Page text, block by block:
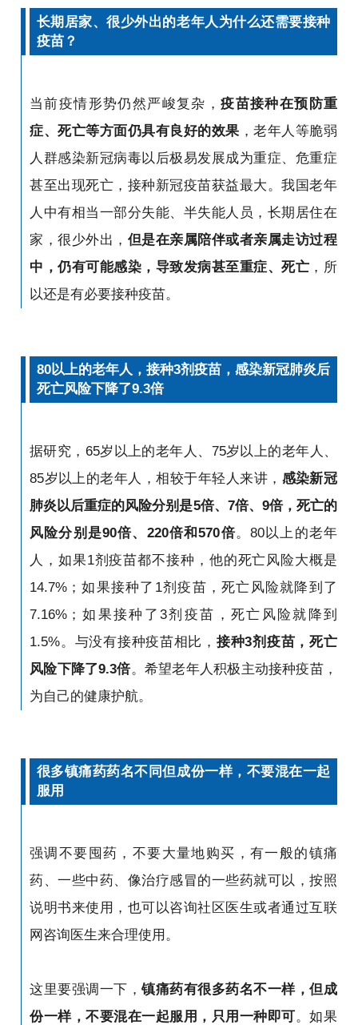
长期居家、很少外出的老年人为什么还需要接种
疫苗？
当前疫情形势仍然严峻复杂，疫苗接种在预防重
症、死亡等方面仍具有良好的效果 ，老年人等脆弱
人群感染新冠病毒以后极易发展成为重症、危重症
甚至出现死亡，接种新冠疫苗获益最大。我国老年
人中有相当一部分失能、半失能人员，长期居住在
家，很少外出， 但是在亲属陪伴或者亲属走访过程
中，仍有可能感染，导致发病甚至重症、死亡 ，所
以还是有必要接种疫苗。
80以上的老年人，接种3剂疫苗，感染新冠肺炎后
死亡风险下降了9.3倍
据研究，65岁以上的老年人、75岁以上的老年人、
85岁以上的老年人，相较于年轻人来讲， 感染新冠
肺炎以后重症的风险分别是5倍、7倍、9倍，死亡的
风险分别是90倍、220倍和570倍。80以上的老年
人，如果1剂疫苗都不接种，他的死亡风险大概是
14.7%；如果接种了1剂疫苗，死亡风险就降到了
7.16%；如果接种了3剂疫苗，死亡风险就降到
1.5%。与没有接种疫苗相比， 接种3剂疫苗，死亡
风险下降了9.3倍。希望老年人积极主动接种疫苗，
为自己的健康护航。
很多镇痛药药名不同但成份一样，不要混在一起
服用
强调不要囤药，不要大量地购买，有一般的镇痛
药、一些中药、像治疗感冒的一些药就可以，按照
说明书来使用，也可以咨询社区医生或者通过互联
网咨询医生来合理使用。
这里要强调一下，镇痛药有很多药名不一样，但成
份一样，不要混在一起服用，只用一种即可。如果